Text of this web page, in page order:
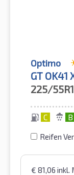
Optimo
GT OK41
225/
C B
Reifen
€ 81,06 inkl.